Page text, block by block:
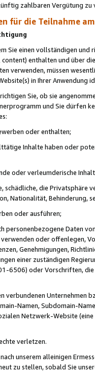
zahlbaren Vergütung zu
für die Teilnahme
Sie einen vollständigen
enthalten und über
verwenden, müssen
in Ihrer Anwendung
Sie, ob sie
und Sie dürfen
oder enthalten;
Inhalte haben oder
oder verleumderische
schädliche, die Privatsphäre
Nationalität, Behinderung,
oder ausführen;
personenbezogene Daten
oder offenlegen,
Genehmigungen,
einer zuständigen
6506) oder Vorschriften,
verbundenen Unternehmen
Namen, Subdomain-
Netzwerk-Website
verletzen.
unserem alleinigen
zu stellen, sobald Sie